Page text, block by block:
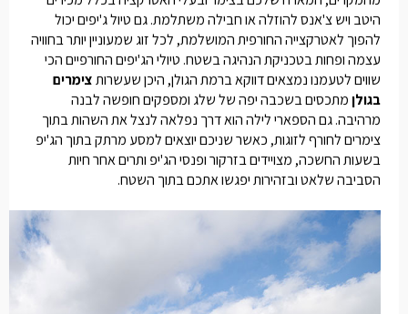
היטב ויש צ'אנס להוזלה או חבילה משתלמת. גם טיול ג'יפים יכול
להפוך לאטרקצייה החורפית המושלמת, לכל זוג שמעוניין יותר בחוויה
עצמה ופחות בטכניקת הנהיגה בשטח. טיולי הג'יפים החורפיים הכי
שווים לטעמנו נמצאים דווקא ברמת הגולן, היכן שעשרותצימרים
בגולןמתכסים בשכבה יפה של שלג ומספקים חופשה לבנה
מרהיבה. גם הספארי לילה הוא דרך נפלאה לנצל את השהות בתוך
צימרים לחורף לזוגות, כאשר שניכם יוצאים למסע מרתק בתוך הג'יפ
בשעות החשכה, מצויידים בזרקור ופנסי הג'יפ ותרים אחר חיות
הסביבה שלאט ובזהירות יפגשו אתכם בתוך השטח.